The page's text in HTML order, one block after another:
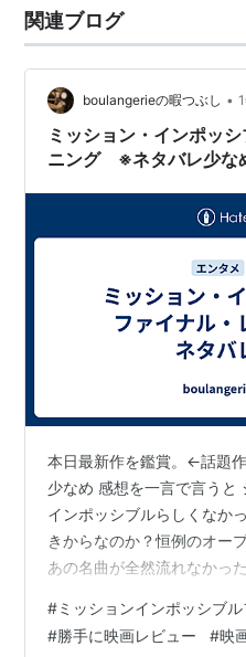
関連ブログ
boulangerieの暇つぶし •
ミッション・インポッ
ニング ※ネタバレ少な
本日最新作を鑑賞。←話題
少なめ 感想を一言で言うと
インポッシブルらしくなか
きからなのか？恒例のオー
あの名曲が全然流れなかっ
ガラリと変わってしまって
待していたのでそこが残念
#ミッションインポッシブ
#勝手に映画レビュー #映